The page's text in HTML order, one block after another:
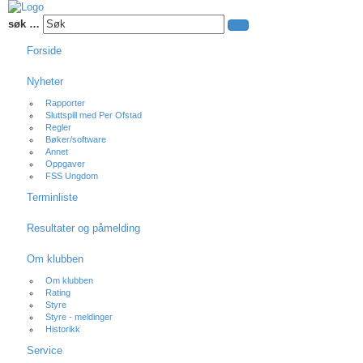
søk …
Forside
Nyheter
Rapporter
Sluttspill med Per Ofstad
Regler
Bøker/software
Annet
Oppgaver
FSS Ungdom
Terminliste
Resultater og påmelding
Om klubben
Om klubben
Rating
Styre
Styre - meldinger
Historikk
Service